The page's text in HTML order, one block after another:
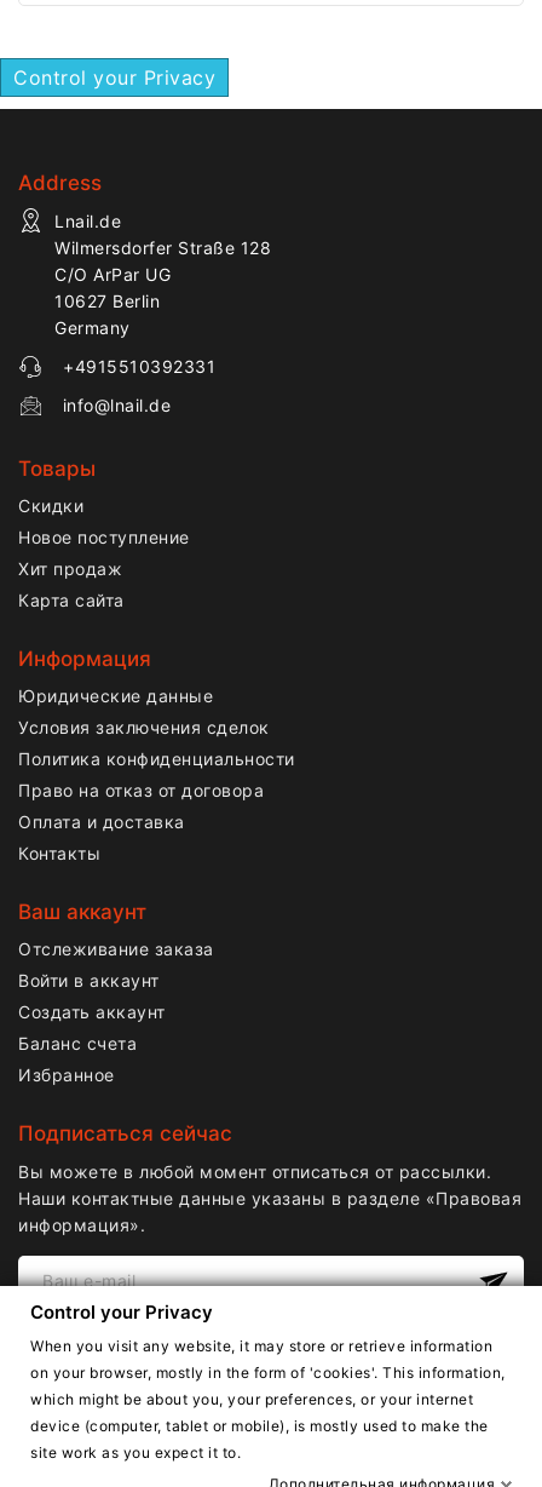
Control your Privacy
Address
Lnail.de
Wilmersdorfer Straße 128
C/O ArPar UG
10627 Berlin
Germany
+4915510392331
info@lnail.de
Товары
Скидки
Новое поступление
Хит продаж
Карта сайта
Информация
Юридические данные
Условия заключения сделок
Политика конфиденциальности
Право на отказ от договора
Оплата и доставка
Контакты
Ваш аккаунт
Отслеживание заказа
Войти в аккаунт
Создать аккаунт
Баланс счета
Избранное
Подписаться сейчас
Вы можете в любой момент отписаться от рассылки.
Наши контактные данные указаны в разделе «Правовая
информация».
Copyright © Lnail.de 2016-2026. Все права защищены.
Control your Privacy
When you visit any website, it may store or retrieve information
on your browser, mostly in the form of 'cookies'. This information,
which might be about you, your preferences, or your internet
device (computer, tablet or mobile), is mostly used to make the
site work as you expect it to.